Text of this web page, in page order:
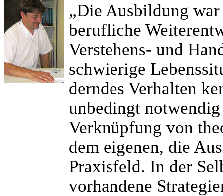
„Die Ausbildung
berufliche
Verstehens- und
schwierige
derndes Verhalten
unbedingt
Verknüpfung von
dem eigenen, die
Praxisfeld. In der
vorhandene